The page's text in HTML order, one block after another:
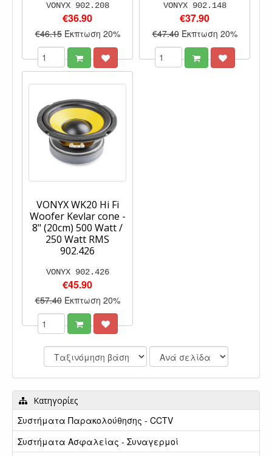
VONYX 902.208
€36.90
€46.15 Έκπτωση 20%
VONYX 902.148
€37.90
€47.40 Έκπτωση 20%
VONYX WK20 Hi Fi
Woofer Kevlar cone -
8" (20cm) 500 Watt /
250 Watt RMS
902.426
VONYX 902.426
€45.90
€57.40 Έκπτωση 20%
Κατηγορίες
Συστήματα Παρακολούθησης - CCTV
Συστήματα Ασφαλείας - Συναγερμοί